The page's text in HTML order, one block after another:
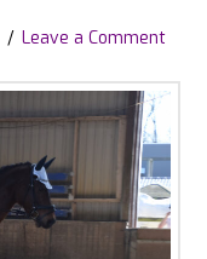
Leave a Comment